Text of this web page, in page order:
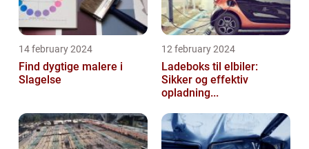
14 february 2024
Find dygtige malere i
Slagelse
12 february 2024
Ladeboks til elbiler:
Sikker og effektiv
opladning...